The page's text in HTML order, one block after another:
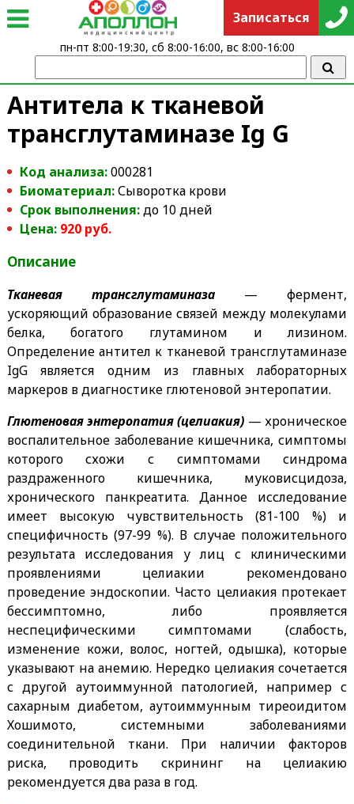
Антитела к тканевой
трансглутаминазе Ig G
Код анализа:000281
Биоматериал:Сыворотка крови
Срок выполнения:до 10 дней
Цена: 920 руб.
Описание
Тканевая трансглутаминаза— фермент,
ускоряющий образование связей между молекулами
белка, богатого глутамином и лизином.
Определение антител к тканевой трансглутаминазе
IgG является одним из главных лабораторных
маркеров в диагностике глютеновой энтеропатии.
Глютеновая энтеропатия (целиакия) — хроническое
воспалительное заболевание кишечника, симптомы
которого схожи с симптомами синдрома
раздраженного кишечника, муковисцидоза,
хронического панкреатита. Данное исследование
имеет высокую чувствительность (81-100 %) и
специфичность (97-99 %). В случае положительного
результата исследования у лиц с клиническими
проявлениями целиакии рекомендовано
проведение эндоскопии. Часто целиакия протекает
бессимптомно, либо проявляется
неспецифическими симптомами (слабость,
изменение кожи, волос, ногтей, одышка), которые
указывают на анемию. Нередко целиакия сочетается
с другой аутоиммунной патологией, например с
сахарным диабетом, аутоиммунным тиреоидитом
Хошимото, системными заболеваниями
соединительной ткани. При наличии факторов
риска, проводить скрининг на целиакию
рекомендуется два раза в год.
Записаться
пн-пт 8:00-19:30, сб 8:00-16:00, вс 8:00-16:00